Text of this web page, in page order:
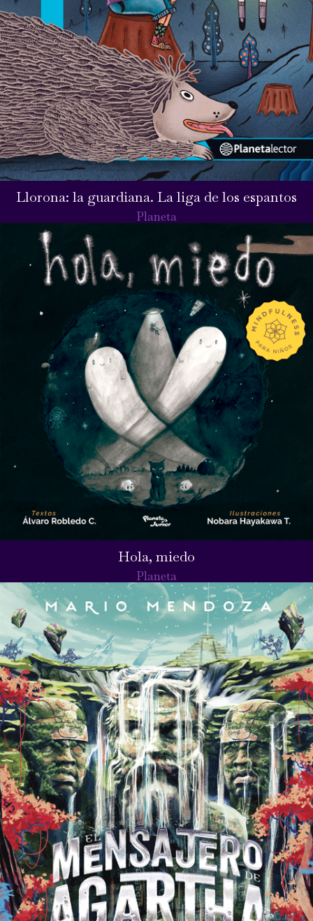
Llorona: la guardiana. La liga de los espantos
Planeta
Hola, miedo
Planeta